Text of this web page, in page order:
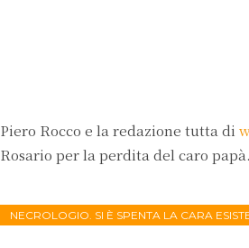
Piero Rocco e la redazione tutta di
Rosario per la perdita del caro papà.
NECROLOGIO. SI È SPENTA LA CARA